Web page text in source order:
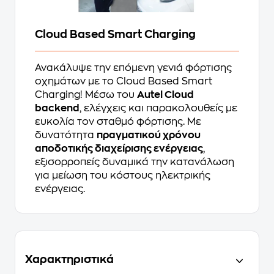
Cloud Based Smart Charging
Ανακάλυψε την επόμενη γενιά φόρτισης
οχημάτων με το Cloud Based Smart
Charging! Μέσω του Autel Cloud
backend , ελέγχεις και παρακολουθείς με
ευκολία τον σταθμό φόρτισης. Με
δυνατότητα πραγματικού χρόνου
αποδοτικής διαχείρισης ενέργειας,
εξισορροπείς δυναμικά την κατανάλωση
για μείωση του κόστους ηλεκτρικής
ενέργειας.
Χαρακτηριστικά